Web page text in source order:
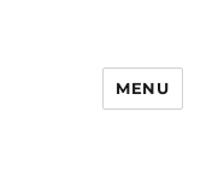
MENU